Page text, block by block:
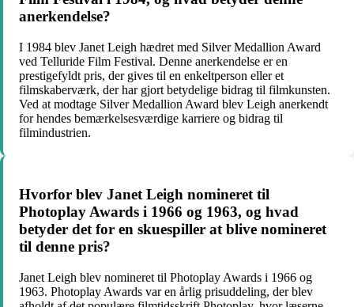
anerkendelse?
I 1984 blev Janet Leigh hædret med Silver Medallion Award
ved Telluride Film Festival. Denne anerkendelse er en
prestigefyldt pris, der gives til en enkeltperson eller et
filmskaberværk, der har gjort betydelige bidrag til filmkunsten.
Ved at modtage Silver Medallion Award blev Leigh anerkendt
for hendes bemærkelsesværdige karriere og bidrag til
filmindustrien.
Hvorfor blev Janet Leigh nomineret til
Photoplay Awards i 1966 og 1963, og hvad
betyder det for en skuespiller at blive nomineret
til denne pris?
Janet Leigh blev nomineret til Photoplay Awards i 1966 og
1963. Photoplay Awards var en årlig prisuddeling, der blev